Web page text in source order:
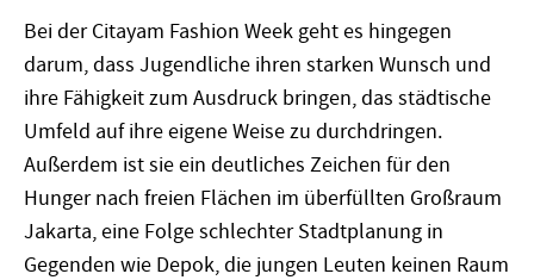
Bei der Citayam Fashion Week geht es hingegen
darum, dass Jugendliche ihren starken Wunsch und
ihre Fähigkeit zum Ausdruck bringen, das städtische
Umfeld auf ihre eigene Weise zu durchdringen.
Außerdem ist sie ein deutliches Zeichen für den
Hunger nach freien Flächen im überfüllten Großraum
Jakarta, eine Folge schlechter Stadtplanung in
Gegenden wie Depok, die jungen Leuten keinen Raum